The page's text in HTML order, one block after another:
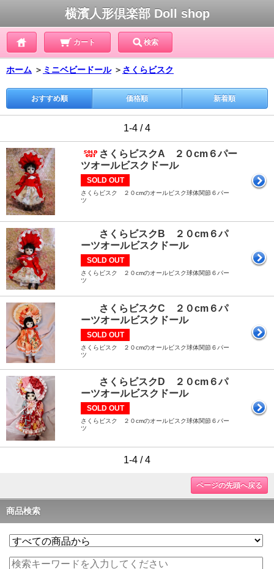
横濱人形倶楽部 Doll shop
カート 検索
ホーム ＞ ミニベビードール ＞ さくらビスク
おすすめ順 価格順 新着順
1-4 / 4
さくらビスクA ２０cm６パー
ツオールビスクドール
SOLD OUT
さくらビスク ２０cmのオールビスク球体関節６パー
ツ
さくらビスクB ２０cm６パ
ーツオールビスクドール
SOLD OUT
さくらビスク ２０cmのオールビスク球体関節６パー
ツ
さくらビスクC ２０cm６パ
ーツオールビスクドール
SOLD OUT
さくらビスク ２０cmのオールビスク球体関節６パー
ツ
さくらビスクD ２０cm６パ
ーツオールビスクドール
SOLD OUT
さくらビスク ２０cmのオールビスク球体関節６パー
ツ
1-4 / 4
ページの先頭へ戻る
商品検索